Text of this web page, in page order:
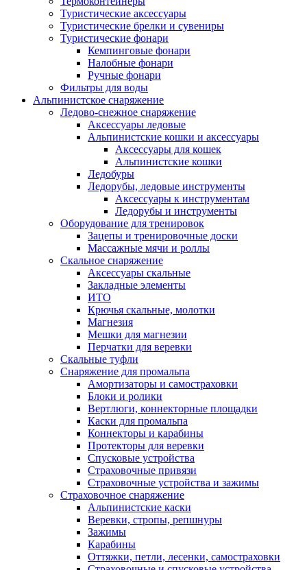
Туристические аксессуары
Туристические брелки и сувениры
Туристические фонари
Кемпинговые фонари
Налобные фонари
Ручные фонари
Фильтры для воды
Альпинистское снаряжение
Ледово-снежное снаряжение
Аксессуары ледовые
Альпинистские кошки и аксессуары
Аксессуары для кошек
Альпинистские кошки
Ледобуры
Ледорубы, ледовые инструменты
Аксессуары к инструментам
Ледорубы и инструменты
Оборудование для тренировок
Зацепы и тренировочные доски
Массажные мячи и роллы
Скальное снаряжение
Аксессуары скальные
Закладные элементы
ИТО
Крючья скальные, молотки
Магнезия
Мешки для магнезии
Перчатки для веревки
Скальные туфли
Снаряжение для промальпа
Амортизаторы и самостраховки
Блоки и ролики
Вертлюги, коннекторные площадки
Каски для промальпа
Коннекторы и карабины
Протекторы для веревки
Спусковые устройства
Страховочные привязи
Страховочные устройства и зажимы
Страховочное снаряжение
Альпинистские каски
Веревки, стропы, репшнуры
Зажимы
Карабины
Оттяжки, петли, лесенки, самостраховки